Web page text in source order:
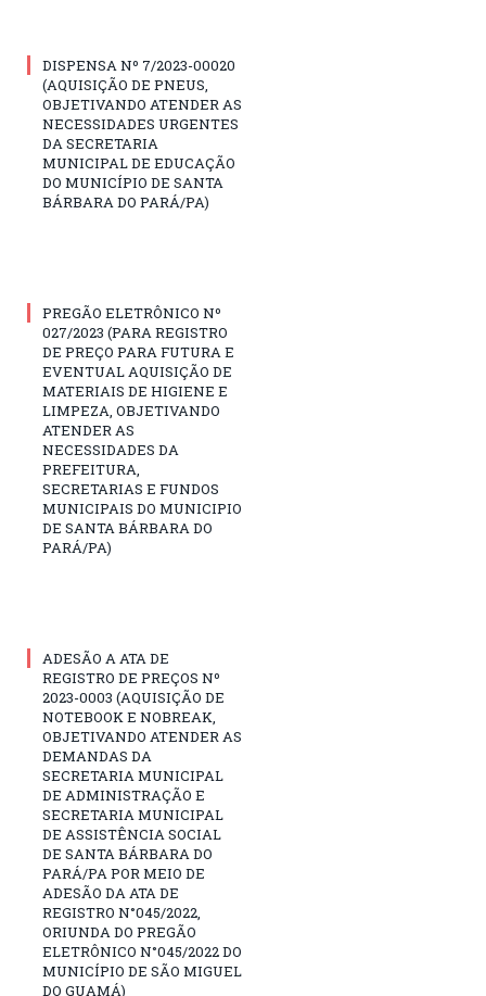
DISPENSA Nº 7/2023-00020
(AQUISIÇÃO DE PNEUS,
OBJETIVANDO ATENDER AS
NECESSIDADES URGENTES
DA SECRETARIA
MUNICIPAL DE EDUCAÇÃO
DO MUNICÍPIO DE SANTA
BÁRBARA DO PARÁ/PA)
PREGÃO ELETRÔNICO Nº
027/2023 (PARA REGISTRO
DE PREÇO PARA FUTURA E
EVENTUAL AQUISIÇÃO DE
MATERIAIS DE HIGIENE E
LIMPEZA, OBJETIVANDO
ATENDER AS
NECESSIDADES DA
PREFEITURA,
SECRETARIAS E FUNDOS
MUNICIPAIS DO MUNICIPIO
DE SANTA BÁRBARA DO
PARÁ/PA)
ADESÃO A ATA DE
REGISTRO DE PREÇOS Nº
2023-0003 (AQUISIÇÃO DE
NOTEBOOK E NOBREAK,
OBJETIVANDO ATENDER AS
DEMANDAS DA
SECRETARIA MUNICIPAL
DE ADMINISTRAÇÃO E
SECRETARIA MUNICIPAL
DE ASSISTÊNCIA SOCIAL
DE SANTA BÁRBARA DO
PARÁ/PA POR MEIO DE
ADESÃO DA ATA DE
REGISTRO N°045/2022,
ORIUNDA DO PREGÃO
ELETRÔNICO N°045/2022 DO
MUNICÍPIO DE SÃO MIGUEL
DO GUAMÁ)